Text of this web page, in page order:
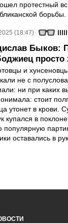
протестный
борьбы.
(18:47)
Быков:
просто
и
не с
ни при каких
стоит
утонет в крови.
купался в
популярную
оставались в